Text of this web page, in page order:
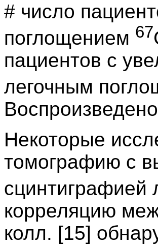
# число
поглощением 67
пациентов с
легочным
Некоторые
томографию с
сцинтиграфией
корреляцию
колл. [15]